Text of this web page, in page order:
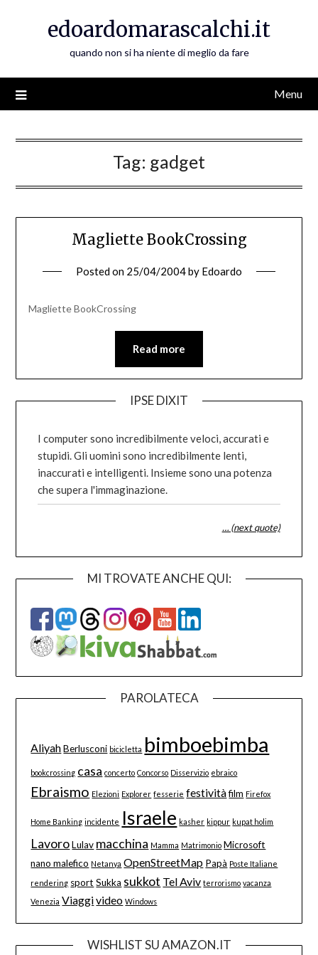
edoardomarascalchi.it
quando non si ha niente di meglio da fare
Menu
Tag: gadget
Magliette BookCrossing
Posted on 25/04/2004by Edoardo
Magliette BookCrossing
Read more
IPSE DIXIT
I computer sono incredibilmente veloci, accurati e
stupidi. Gli uomini sono incredibilmente lenti,
inaccurati e intelligenti. Insieme sono una potenza
che supera l'immaginazione.
… (next quote)
MI TROVATE ANCHE QUI:
PAROLATECA
Aliyah Berlusconi bicicletta bimboebimba
bookcrossing casa concerto Concorso Disservizio ebraico
Ebraismo Elezioni Explorer fesserie festività film Firefox
Home Banking incidente Israele kasher kippur kupat holim
Lavoro Lulav macchina Mamma Matrimonio Microsoft
nano malefico Netanya OpenStreetMap Papà Poste Italiane
rendering sport Sukka sukkot Tel Aviv terrorismo vacanza
Venezia Viaggivideo Windows
WISHLIST SU AMAZON.IT